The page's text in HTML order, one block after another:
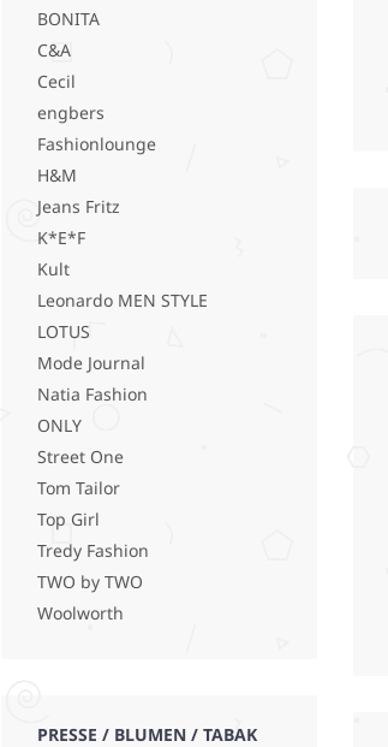
BONITA
C&A
Cecil
engbers
Fashionlounge
H&M
Jeans Fritz
K*E*F
Kult
Leonardo MEN STYLE
LOTUS
Mode Journal
Natia Fashion
ONLY
Street One
Tom Tailor
Top Girl
Tredy Fashion
TWO by TWO
Woolworth
PRESSE / BLUMEN / TABAK